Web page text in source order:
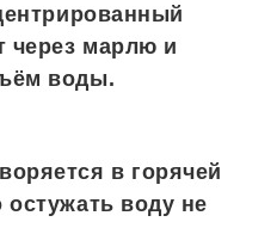
через марлю и
воды.
в горячей
воду не